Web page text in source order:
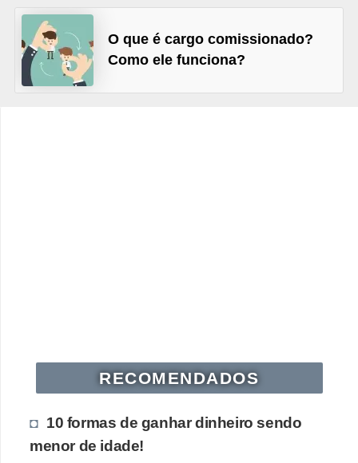
O que é cargo comissionado?
Como ele funciona?
RECOMENDADOS
10 formas de ganhar dinheiro sendo
menor de idade!
l
e
d
e
d
e